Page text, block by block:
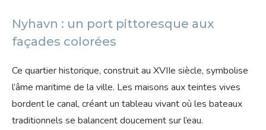
Nyhavn : un port pittoresque aux
façades colorées
Ce quartier historique, construit au XVIIe siècle, symbolise
l’âme maritime de la ville. Les maisons aux teintes vives
bordent le canal, créant un tableau vivant où les bateaux
traditionnels se balancent doucement sur l’eau.